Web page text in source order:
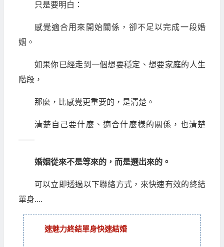
只是要明白：
感覺適合用來開始關係，卻不足以完成一段婚
姻。
如果你已經走到一個想要穩定、想要家庭的人生
階段，
那麼，比感覺更重要的，是清楚。
清楚自己要什麼、適合什麼樣的關係，也清楚
——
婚姻從來不是等來的，而是選出來的。
可以立即透過以下聯絡方式，來快速有效的終結
單身....
速魅力終結單身快速結婚